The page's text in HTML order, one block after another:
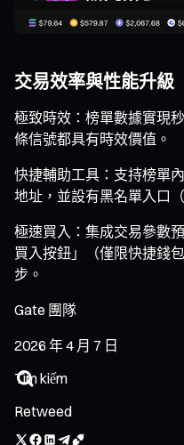
交易效率與性能升級
極致時效：榜單數據實現
條信號都具有時效價值。
快捷輔助工具：支持榜單
地址，並設有黑名單入口
極速買入：集成交易參數
買入按鈕」（僅限快捷錢
步。
Gate 團隊
2026 年 4 月 7 日
Retweed